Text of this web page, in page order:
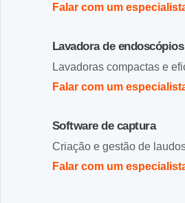
Falar com um
Lavadora de endoscópios
Lavadoras compactas e
Falar com um
Software de captura
Criação e gestão de
Falar com um